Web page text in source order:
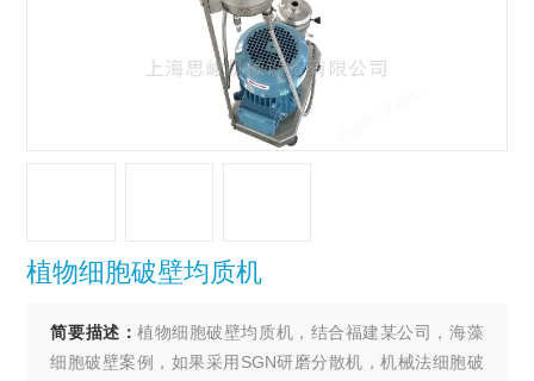
植物细胞破壁均质机
简要描述：植物细胞破壁均质机，结合福建某公司，海藻
细胞破壁案例，如果采用SGN研磨分散机，机械法细胞破